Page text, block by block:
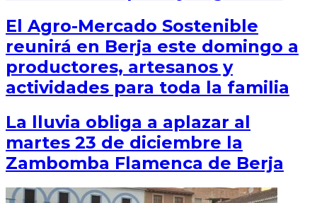
El Agro-Mercado Sostenible
reunirá en Berja este domingo a
productores, artesanos y
actividades para toda la familia
La lluvia obliga a aplazar al
martes 23 de diciembre la
Zambomba Flamenca de Berja